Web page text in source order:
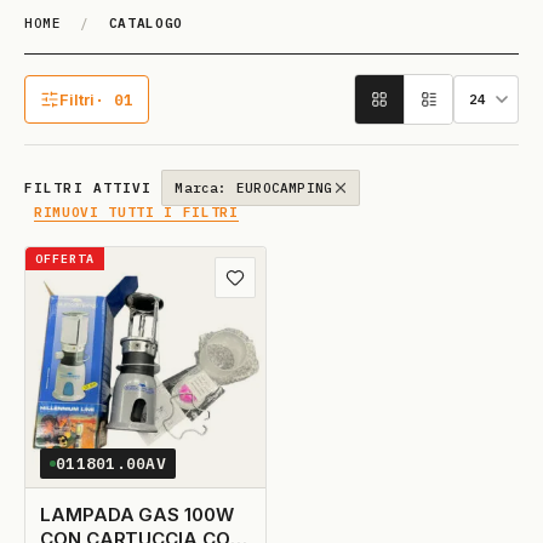
HOME / CATALOGO
Catalogo
Filtri · 01
1 filtro attivo
FILTRI ATTIVI
Marca: EUROCAMPING
RIMUOVI TUTTI I FILTRI
OFFERTA
Aggiungi ai preferiti
011801.00AV
LAMPADA GAS 100W